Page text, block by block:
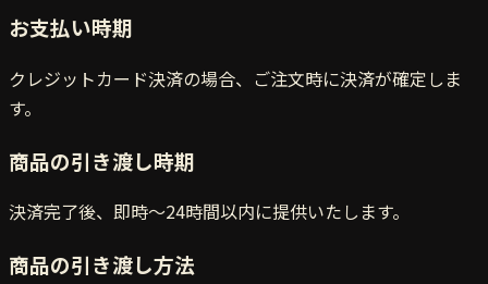
お支払い時期
クレジットカード決済の場合、ご注文時に決済が確定しま
す。
商品の引き渡し時期
決済完了後、即時〜24時間以内に提供いたします。
商品の引き渡し方法